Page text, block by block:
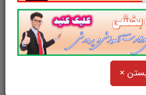
×
چهارمکتابراه رشد
شیرازی